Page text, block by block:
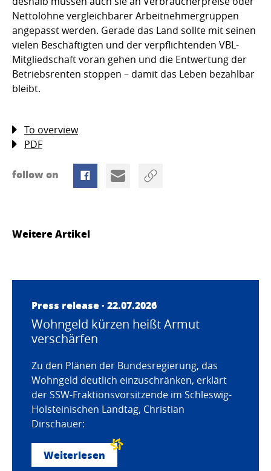
Nettolöhne vergleichbarer Arbeitnehmergruppen
angepasst werden. Gerade das Land sollte mit seinen
vielen Beschäftigten und der verpflichtenden VBL-
Mitgliedschaft voran gehen und die Entwertung der
Betriebsrenten stoppen – damit das Leben bezahlbar
bleibt.
To overview
PDF
follow on
Weitere Artikel
Press release · 22.07.2026
Wohngeld kürzen heißt Armut
verschärfen
Zu den Plänen der Bundesregierung, das
Wohngeld deutlich einzuschränken, erklärt
der SSW-Fraktionsvorsitzende im Schleswig-
Holsteinischen Landtag, Christian
Dirschauer:
Weiterlesen